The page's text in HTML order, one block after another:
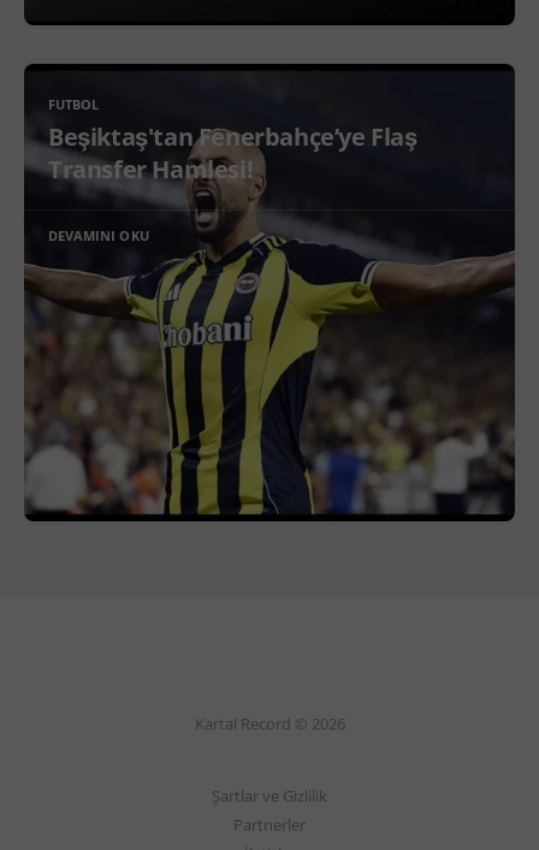
FUTBOL
Beşiktaş'tan Fenerbahçe’ye Flaş
Transfer Hamlesi!
DEVAMINI OKU
Kartal Record © 2026
Şartlar ve Gizlilik
Partnerler